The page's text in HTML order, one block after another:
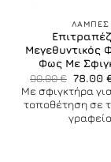
ΛΑΜΠΕΣ
Μεγεθυντικός
Φως Με
90.00€
price
was:
90.00
78.00
Με σφιγκτήρα
τοποθέτηση σε
γραφείο